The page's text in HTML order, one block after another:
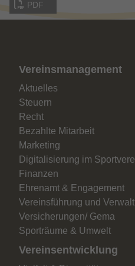
PDF
Vereinsmanagement
Aktuelles
Steuern
Recht
Bezahlte Mitarbeit
Marketing
Digitalisierung im
Finanzen
Ehrenamt & Engagement
Vereinsführung und
Versicherungen/ Gema
Sporträume & Umwelt
Vereinsentwicklung
hohem